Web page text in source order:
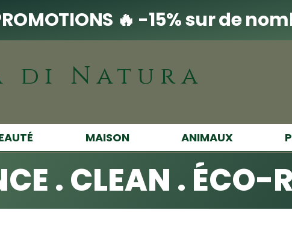
🔥 -15% sur de
di Natura
MAISON ANIMAUX
. CLEAN . ÉCO-